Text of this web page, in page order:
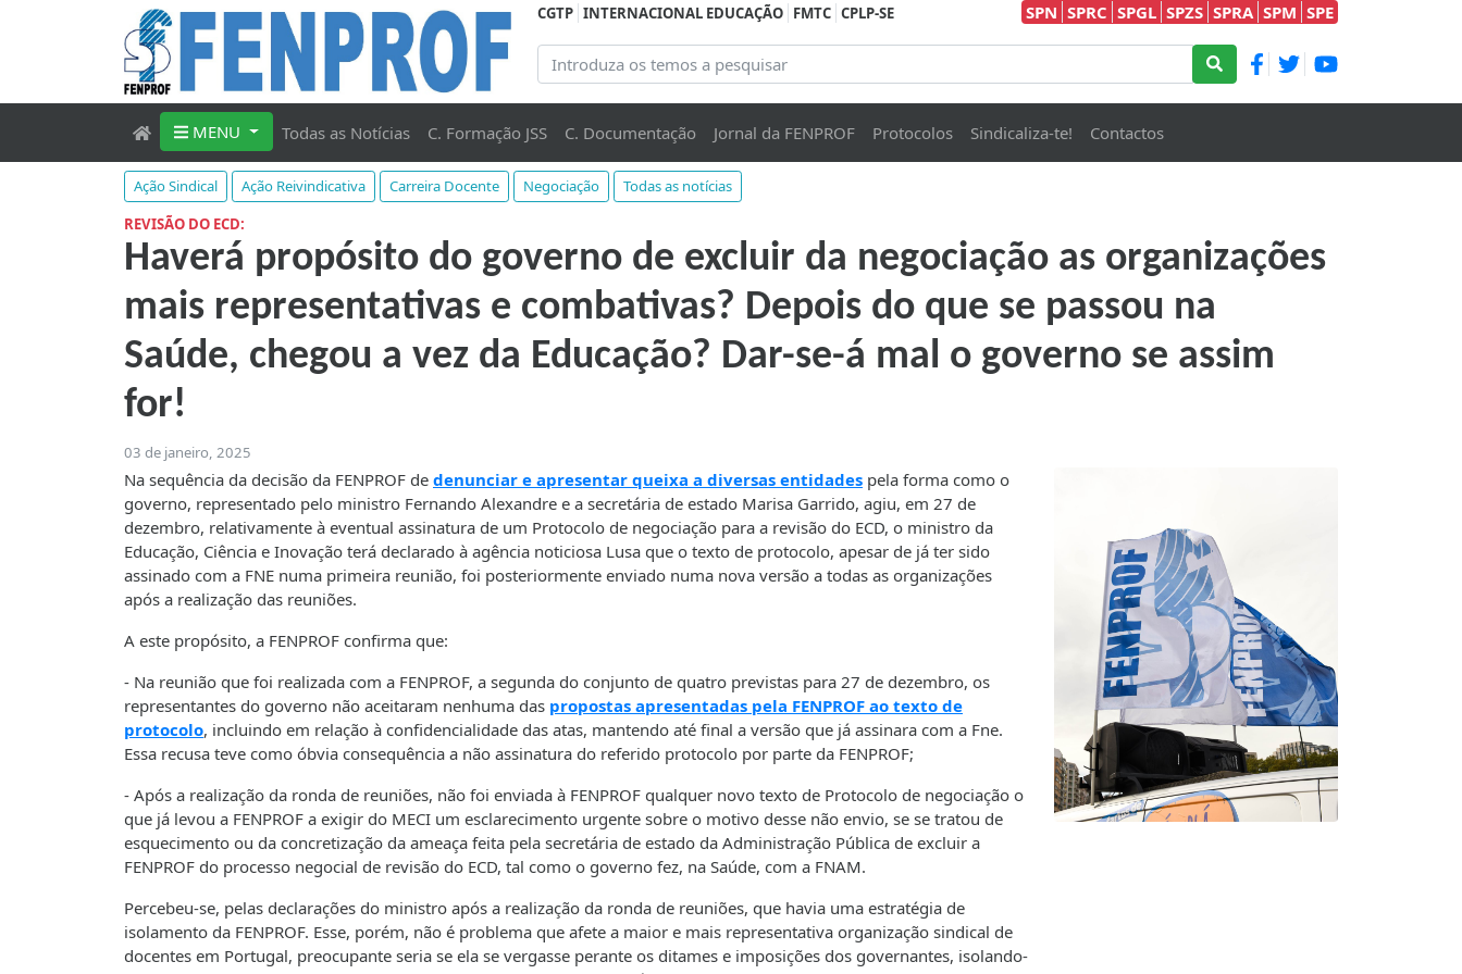
CGTP INTERNACIONAL EDUCAÇÃO FMTC CPLP-SE SPN SPRC SPGL SPZS SPRA SPM SPE
MENU Todas as Notícias C. Formação JSS C. Documentação Jornal da FENPROF Protocolos Sindicaliza-te! Contactos
Ação Sindical Ação Reivindicativa Carreira Docente Negociação
Todas as notícias
REVISÃO DO ECD:
Haverá propósito do governo de excluir da negociação as organizações
mais representativas e combativas? Depois do que se passou na
Saúde, chegou a vez da Educação? Dar-se-á mal o governo se assim
for!
03 de janeiro, 2025
Na sequência da decisão da FENPROF de denunciar e apresentar queixa a diversas entidades pela forma como o
governo, representado pelo ministro Fernando Alexandre e a secretária de estado Marisa Garrido, agiu, em 27 de
dezembro, relativamente à eventual assinatura de um Protocolo de negociação para a revisão do ECD, o ministro da
Educação, Ciência e Inovação terá declarado à agência noticiosa Lusa que o texto de protocolo, apesar de já ter sido
assinado com a FNE numa primeira reunião, foi posteriormente enviado numa nova versão a todas as organizações
após a realização das reuniões.
A este propósito, a FENPROF confirma que:
- Na reunião que foi realizada com a FENPROF, a segunda do conjunto de quatro previstas para 27 de dezembro, os
representantes do governo não aceitaram nenhuma das propostas apresentadas pela FENPROF ao texto de
protocolo, incluindo em relação à confidencialidade das atas, mantendo até final a versão que já assinara com a Fne.
Essa recusa teve como óbvia consequência a não assinatura do referido protocolo por parte da FENPROF;
- Após a realização da ronda de reuniões, não foi enviada à FENPROF qualquer novo texto de Protocolo de negociação o
que já levou a FENPROF a exigir do MECI um esclarecimento urgente sobre o motivo desse não envio, se se tratou de
esquecimento ou da concretização da ameaça feita pela secretária de estado da Administração Pública de excluir a
FENPROF do processo negocial de revisão do ECD, tal como o governo fez, na Saúde, com a FNAM.
Percebeu-se, pelas declarações do ministro após a realização da ronda de reuniões, que havia uma estratégia de
isolamento da FENPROF. Esse, porém, não é problema que afete a maior e mais representativa organização sindical de
docentes em Portugal, preocupante seria se ela se vergasse perante os ditames e imposições dos governantes, isolando-